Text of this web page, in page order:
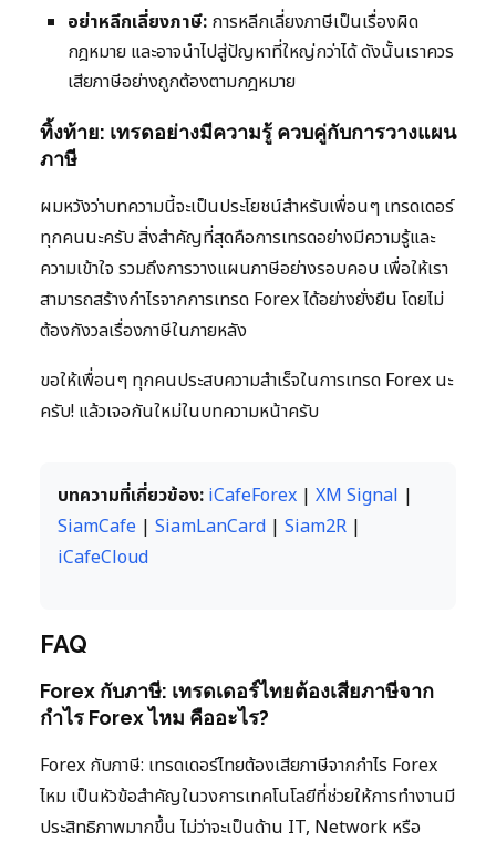
อย่าหลีกเลี่ยงภาษี: การหลีกเลี่ยงภาษีเป็นเรื่องผิด
กฎหมาย และอาจนำไปสู่ปัญหาที่ใหญ่กว่าได้ ดังนั้นเราควร
เสียภาษีอย่างถูกต้องตามกฎหมาย
ทิ้งท้าย: เทรดอย่างมีความรู้ ควบคู่กับการวางแผน
ภาษี
ผมหวังว่าบทความนี้จะเป็นประโยชน์สำหรับเพื่อนๆ เทรดเดอร์
ทุกคนนะครับ สิ่งสำคัญที่สุดคือการเทรดอย่างมีความรู้และ
ความเข้าใจ รวมถึงการวางแผนภาษีอย่างรอบคอบ เพื่อให้เรา
สามารถสร้างกำไรจากการเทรด Forex ได้อย่างยั่งยืน โดยไม่
ต้องกังวลเรื่องภาษีในภายหลัง
ขอให้เพื่อนๆ ทุกคนประสบความสำเร็จในการเทรด Forex นะ
ครับ! แล้วเจอกันใหม่ในบทความหน้าครับ
บทความที่เกี่ยวข้อง: iCafeForex | XM Signal |
SiamCafe | SiamLanCard | Siam2R |
iCafeCloud
FAQ
Forex กับภาษี: เทรดเดอร์ไทยต้องเสียภาษีจาก
กำไร Forex ไหม คืออะไร?
Forex กับภาษี: เทรดเดอร์ไทยต้องเสียภาษีจากกำไร Forex
ไหม เป็นหัวข้อสำคัญในวงการเทคโนโลยีที่ช่วยให้การทำงานมี
ประสิทธิภาพมากขึ้น ไม่ว่าจะเป็นด้าน IT, Network หรือ